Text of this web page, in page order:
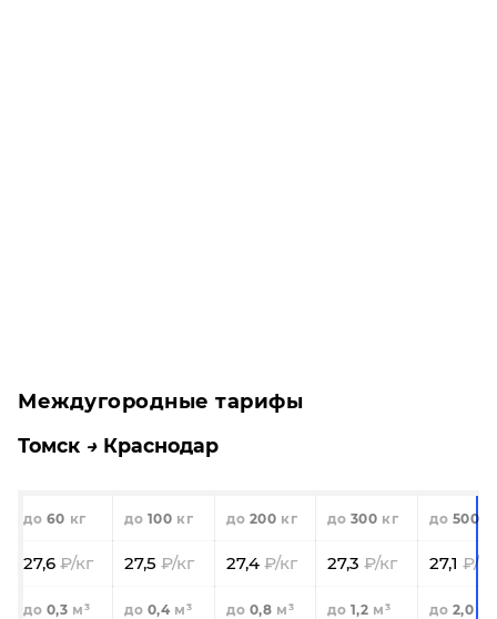
Междугородные тарифы
Томск Краснодар
60 100 200 300 500
27,6 27,5 27,4 27,3 27,1
0,3 0,4 0,8 1,2 2,0